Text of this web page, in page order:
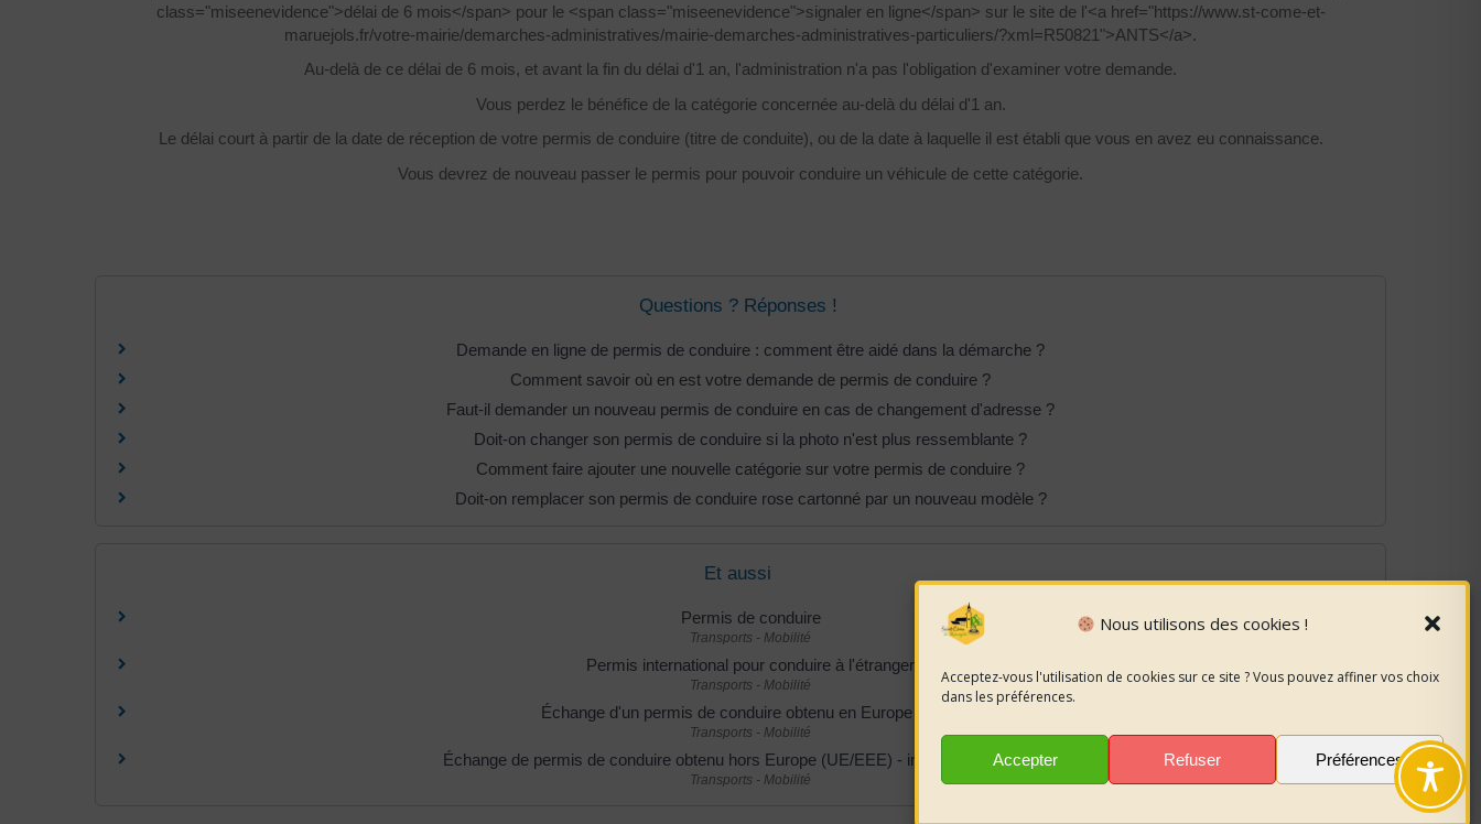
Nous utilisons des cookies !
Acceptez-vous l'utilisation de cookies sur ce site ? Vous pouvez affiner vos choix
dans les préférences.
Accepter Refuser Préférences
class="miseenevidence">délai de 6 mois</span> pour le <span class="miseenevidence">signaler en ligne</span> sur le site de l'<a href="https://www.st-come-et-
maruejols.fr/votre-mairie/demarches-administratives/mairie-demarches-administratives-particuliers/?xml=R50821">ANTS</a>.
Au-delà de ce délai de 6 mois, et avant la fin du délai d'1 an, l'administration n'a pas l'obligation d'examiner votre demande.
Vous perdez le bénéfice de la catégorie concernée au-delà du délai d'1 an.
Le délai court à partir de la date de réception de votre permis de conduire (titre de conduite), ou de la date à laquelle il est établi que vous en avez eu connaissance.
Vous devrez de nouveau passer le permis pour pouvoir conduire un véhicule de cette catégorie.
Questions ? Réponses !
Demande en ligne de permis de conduire : comment être aidé dans la démarche ?
Comment savoir où en est votre demande de permis de conduire ?
Faut-il demander un nouveau permis de conduire en cas de changement d'adresse ?
Doit-on changer son permis de conduire si la photo n'est plus ressemblante ?
Comment faire ajouter une nouvelle catégorie sur votre permis de conduire ?
Doit-on remplacer son permis de conduire rose cartonné par un nouveau modèle ?
Et aussi
Permis de conduire
Transports - Mobilité
Permis international pour conduire à l'étranger
Transports - Mobilité
Échange d'un permis de conduire obtenu en Europe (EEE)
Transports - Mobilité
Échange de permis de conduire obtenu hors Europe (UE/EEE) - installation en France
Transports - Mobilité